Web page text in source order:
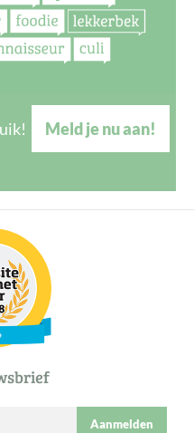
Meld je nu aan!
Aanmelden